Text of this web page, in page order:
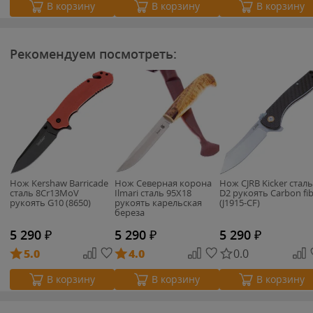
В корзину В корзину В корзину
Рекомендуем посмотреть:
Нож Kershaw Barricade
сталь 8Cr13MoV
рукоять G10 (8650)
5 290 ₽
5.0
В корзину
Нож Северная корона
Ilmari сталь 95Х18
рукоять карельская
береза
5 290 ₽
4.0
В корзину
Нож CJRB Kicker сталь
D2 рукоять Carbon
(J1915-CF)
5 290 ₽
0.0
В корзину